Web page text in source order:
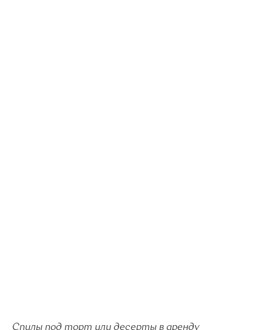
Спилы под торт или десерты в аренду